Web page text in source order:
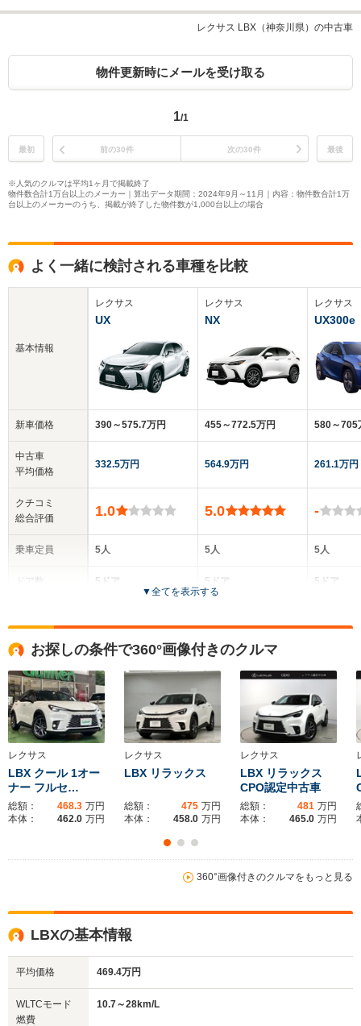
レクサス LBX（神奈川県）の中古車
物件更新時にメールを受け取る
1/1
最初 前の30件 次の30件 最後
※人気のクルマは平均1ヶ月で掲載終了
物件数合計1万台以上のメーカー｜算出データ期間：2024年9月～11月｜内容：物件数合計1万
台以上のメーカーのうち、掲載が終了した物件数が1,000台以上の場合
よく一緒に検討される車種を比較
基本情報
新車価格
中古車
平均価格
クチコミ
総合評価
乗車定員
ドア数
サイズ
(全長x全幅x全高)
排気量
レクサス
UX
390～575.7万円
332.5万円
1.0
5人
5ドア
1.84m
全長
4.5m
16.4～26.3km/L
└市街地:12.8～
25.4km/L
1986cc
レクサス
NX
455～772.5万円
564.9万円
5.0
5人
5ドア
1.87m
全長
4.66m
ホイールベース
-m
└市街地:8.7～
19.2km/L
レクサス
UX300e
580～705
261.1万円
-
5人
5ドア
ホイ
▼全てを表示する
お探しの条件で360°画像付きのクルマ
レクサス
LBX クール 1オー
ナー フルセ…
総額： 468.3 万円
本体：
462.0 万円
レクサス
LBX リラックス
総額： 475 万円
本体：
458.0 万円
レクサス
LBX リラックス
CPO認定中古車
総額： 481 万円
本体：
465.0 万円
360°画像付きのクルマをもっと見る
LBXの基本情報
平均価格 469.4万円
WLTCモード
燃費
10.7～28km/L